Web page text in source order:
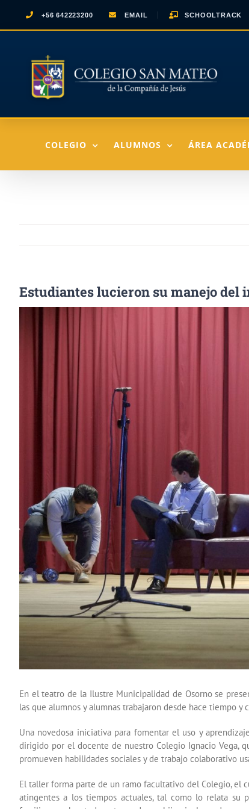
contenido
+56 642223200 EMAIL SCHOOLTRACK
COLEGIO ALUMNOS ÁREA
Estudiantes lucieron su manejo del
En el teatro de la Ilustre Municipalidad de Osorno se
las que alumnos y alumnas trabajaron desde hace tiempo
Una novedosa iniciativa para fomentar el uso y
dirigido por el docente de nuestro Colegio Ignacio Vega,
promueven habilidades sociales y de trabajo colaborativo
El taller forma parte de un ramo facultativo del Colegio, el
atingentes a los tiempos actuales, tal como lo relata su